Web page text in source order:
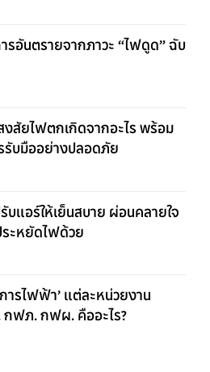
รอันตรายจากภาวะ “ไฟดูด” ฉับ
งสัยไฟตกเกิดจากอะไร พร้อม
รับมืออย่างปลอดภัย
บแอร์ให้เย็นสบาย ผ่อนคลายใจ
ะหยัดไฟด้วย
ารไฟฟ้า’ แต่ละหน่วยงาน
ฟภ. กฟผ. คืออะไร?